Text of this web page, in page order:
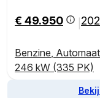
€ 49.950
Benzine Automaat
246 kW (335 PK)